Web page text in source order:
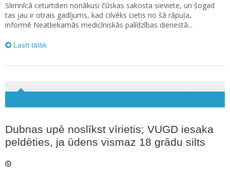
Slimnīcā ceturtdien nonākusi čūskas sakosta sieviete, un šogad
tas jau ir otrais gadījums, kad cilvēks cietis no šā rāpuļa,
informē Neatliekamās medicīniskās palīdzības dienestā...
Lasīt tālāk
Dubnas upē noslīkst vīrietis; VUGD iesaka
peldēties, ja ūdens vismaz 18 grādu silts